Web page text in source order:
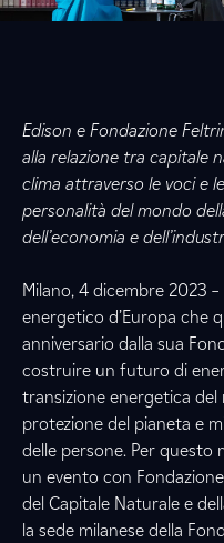
Edison e Fondazione
alla relazione tra capitale
clima attraverso le voci e
personalità del mondo
dell’economia e
Milano, 4 dicembre 2023
energetico d’Europa che
anniversario dalla sua
costruire un futuro di
transizione energetica
protezione del pianeta e
delle persone. Per questo
un evento con
del Capitale Naturale e
la sede milanese della